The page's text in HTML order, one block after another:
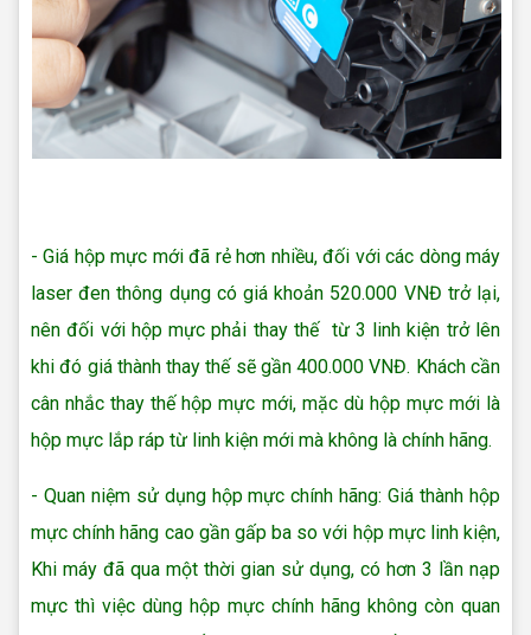
- Giá hộp mực mới đã rẻ hơn nhiều, đối với các dòng máy
laser đen thông dụng có giá khoản 520.000 VNĐ trở lại,
nên đối với hộp mực phải thay thế từ 3 linh kiện trở lên
khi đó giá thành thay thế sẽ gần 400.000 VNĐ. Khách cần
cân nhắc thay thế hộp mực mới, mặc dù hộp mực mới là
hộp mực lắp ráp từ linh kiện mới mà không là chính hãng.
- Quan niệm sử dụng hộp mực chính hãng: Giá thành hộp
mực chính hãng cao gần gấp ba so với hộp mực linh kiện,
Khi máy đã qua một thời gian sử dụng, có hơn 3 lần nạp
mực thì việc dùng hộp mực chính hãng không còn quan